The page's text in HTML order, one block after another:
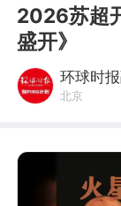
2026苏超
盛开》
环球时
北京